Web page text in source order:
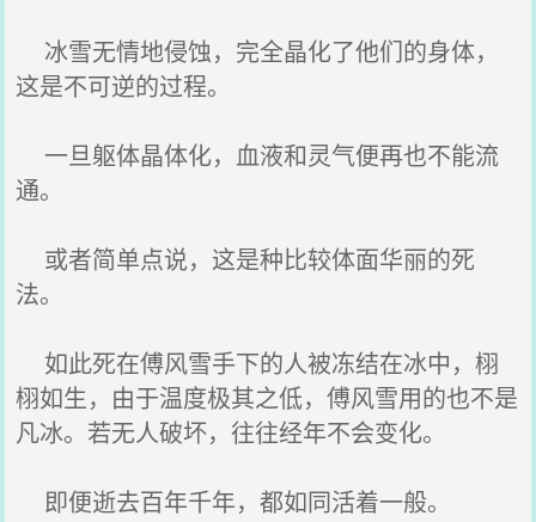
冰雪无情地侵蚀，完全晶化了他们的身体，
这是不可逆的过程。
一旦躯体晶体化，血液和灵气便再也不能流
通。
或者简单点说，这是种比较体面华丽的死
法。
如此死在傅风雪手下的人被冻结在冰中，栩
栩如生，由于温度极其之低，傅风雪用的也不是
凡冰。若无人破坏，往往经年不会变化。
即便逝去百年千年，都如同活着一般。